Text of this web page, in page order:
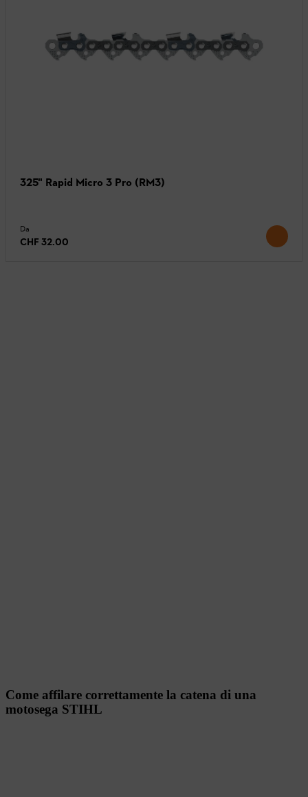
325" Rapid Micro 3 Pro (RM3)
Da
CHF 32.00
Come affilare correttamente la catena di una
motosega STIHL